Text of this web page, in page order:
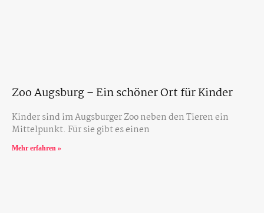
Zoo Augsburg – Ein schöner Ort für Kinder
Kinder sind im Augsburger Zoo neben den Tieren ein
Mittelpunkt. Für sie gibt es einen
Mehr erfahren »